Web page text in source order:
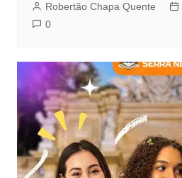
Robertão Chapa Quente
0